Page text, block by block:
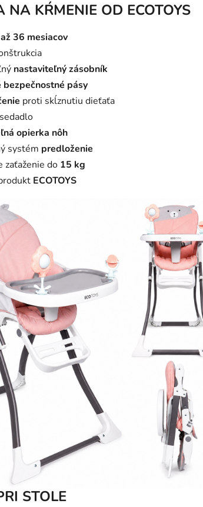
NA KŔMENIE OD ECOTOYS
36 mesiacov
nastaviteľný zásobník
pásy
proti skĺznutiu dieťaťa
opierka nôh
systém predloženie
zaťaženie do 15 kg
ECOTOYS
STOLE